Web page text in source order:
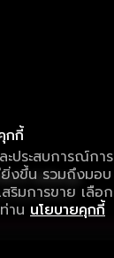
กกี้
ะประสบการณ์การ
ยิ่งขึ้น รวมถึงมอบ
ริมการขาย เลือก
าน นโยบายคุกกี้
กว่า ไม่มีสะดุด
ารรับชมที่ดีกว่า